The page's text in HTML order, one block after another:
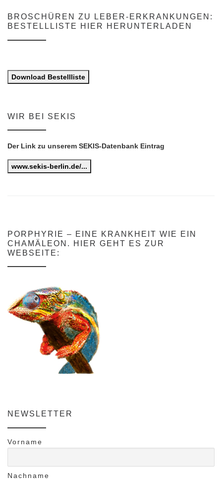
BROSCHÜREN ZU LEBER-ERKRANKUNGEN:
BESTELLLISTE HIER HERUNTERLADEN
Download Bestellliste
WIR BEI SEKIS
Der Link zu unserem SEKIS-Datenbank Eintrag
www.sekis-berlin.de/...
PORPHYRIE – EINE KRANKHEIT WIE EIN
CHAMÄLEON. HIER GEHT ES ZUR
WEBSEITE:
NEWSLETTER
Vorname
Nachname